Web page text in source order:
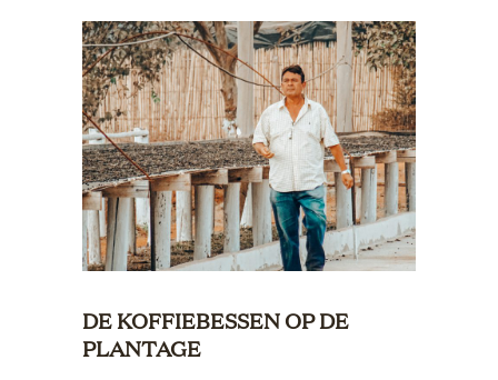
DE KOFFIEBESSEN OP DE
PLANTAGE